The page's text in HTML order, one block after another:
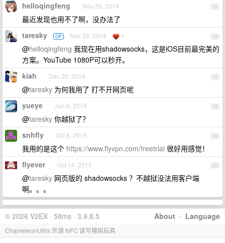
15
helloqingfeng Nov 25, 2014
最近发现也用不了啊，没办法了
16
taresky OP Nov 25, 2014 1
@helloqingfeng 我现在用shadowsocks，这是iOS目前最完美的
方案。YouTube 1080P可以秒开。
17
kiah Dec 20, 2014
@taresky 为何我用了 打不开网页呢
18
yueye Jun 6, 2015
@taresky 你越狱了？
19
snhfly Oct 8, 2015
我用的是这个 https://www.flyvpn.com/freetrial 很好用感觉！
20
flyever Oct 14, 2015
@taresky 网页版的 shadowsocks ？不越狱没法用客户端
啊。。。
About · Language
© 2026 V2EX · 58ms · 3.9.8.5
ChameleonUltra 开源 NFC 读写模拟玩具